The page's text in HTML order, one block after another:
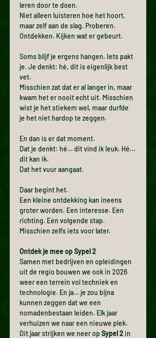
leren door te doen.
Niet alleen luisteren hoe het hoort,
maar zelf aan de slag. Proberen.
Ontdekken. Kijken wat er gebeurt.
Soms blijf je ergens hangen. Iets pakt
je. Je denkt: hé, dit is eigenlijk best
vet.
Misschien zat dat er al langer in, maar
kwam het er nooit echt uit. Misschien
wist je het stiekem wel, maar durfde
je het niet hardop te zeggen.
En dan is er dat moment.
Dat je denkt: hé… dit vind ik leuk. Hé…
dit kan ik.
Dat het vuur aangaat.
Daar begint het.
Een kleine ontdekking kan ineens
groter worden. Een interesse. Een
richting. Een volgende stap.
Misschien zelfs iets voor later.
Ontdek je mee op Sypel 2
Samen met bedrijven en opleidingen
uit de regio bouwen we ook in 2026
weer een terrein vol techniek en
technologie. En ja… je zou bijna
kunnen zeggen dat we een
nomadenbestaan leiden. Elk jaar
verhuizen we naar een nieuwe plek.
Dit jaar strijken we neer op Sypel 2 in